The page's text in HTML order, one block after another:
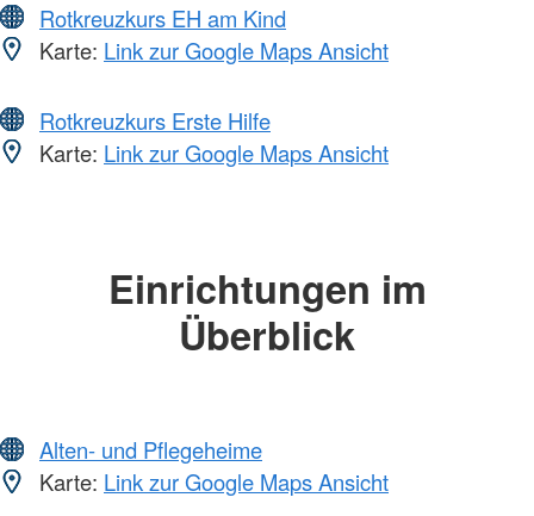
Rotkreuzkurs EH am Kind
Karte: Link zur Google Maps Ansicht
Rotkreuzkurs Erste Hilfe
Karte: Link zur Google Maps Ansicht
Einrichtungen im
Überblick
Alten- und Pflegeheime
Karte: Link zur Google Maps Ansicht